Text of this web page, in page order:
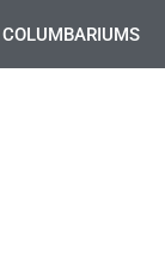
COLUMBARIUMS